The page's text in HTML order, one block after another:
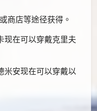
商店等途径获得。
现在可以穿戴克里夫
米安现在可以穿戴以